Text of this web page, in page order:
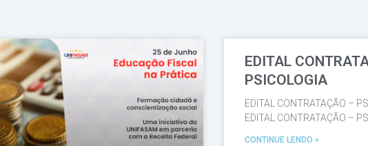
EDITAL
PSICOLOGIA
EDITAL CONTRATAÇÃO –
EDITAL CONTRATAÇÃO –
CONTINUE LENDO »
Página PáginaPágina
Página